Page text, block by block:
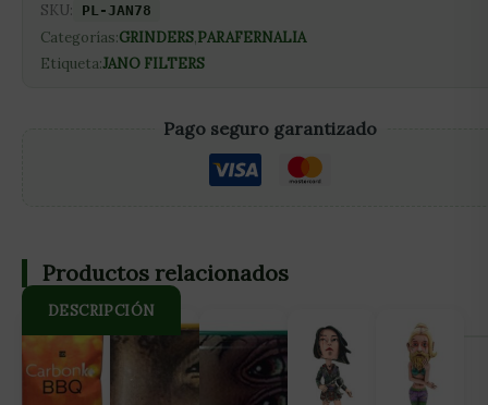
SKU: PL-JAN78
Categorías:GRINDERS,PARAFERNALIA
Etiqueta:JANO FILTERS
Pago seguro garantizado
DESCRIPCIÓN
Tenemos el placer de presentaros lo que consideramos
nuestro mejor invento hasta la fecha! Le hemos llamado
Productos relacionados